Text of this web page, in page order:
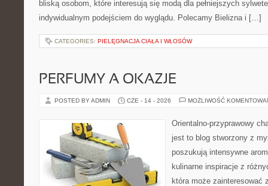
bliską osobom, które interesują się modą dla pełniejszych
indywidualnym podejściem do wyglądu. Polecamy Bielizna i […]
CATEGORIES: PIELĘGNACJA CIAŁA I WŁOSÓW
PERFUMY A OKAZJE
POSTED BY ADMIN CZE - 14 - 2026 MOŻLIWOŚĆ
Orientalno-przyprawowy
jest to blog stworzony z
poszukują intensywne
kulinarne inspiracje z
która może zainteresować